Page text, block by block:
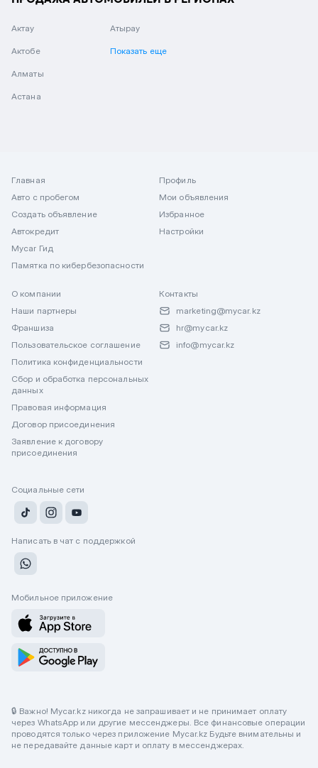
Актау
Актобе
Алматы
Астана
Атырау
Показать еще
Главная
Авто с пробегом
Создать объявление
Автокредит
Mycar Гид
Памятка по кибербезопасности
Профиль
Мои объявления
Избранное
Настройки
О компании
Наши партнеры
Франшиза
Пользовательское соглашение
Политика конфиденциальности
Сбор и обработка персональных
данных
Правовая информация
Договор присоединения
Заявление к договору
присоединения
Контакты
marketing@mycar.kz
hr@mycar.kz
info@mycar.kz
Социальные сети
Написать в чат с поддержкой
Мобильное приложение
🔒 Важно! Mycar.kz никогда не запрашивает и не принимает оплату
через WhatsApp или другие мессенджеры. Все финансовые операции
проводятся только через приложение Mycar.kz Будьте внимательны и
не передавайте данные карт и оплату в мессенджерах.